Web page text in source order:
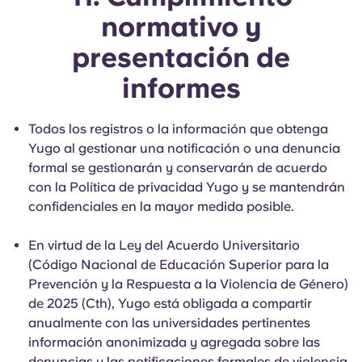
normativo y
presentación de
informes
Todos los registros o la información que obtenga
Yugo al gestionar una notificación o una denuncia
formal se gestionarán y conservarán de acuerdo
con la Política de privacidad Yugo y se mantendrán
confidenciales en la mayor medida posible.
En virtud de la Ley del Acuerdo Universitario
(Código Nacional de Educación Superior para la
Prevención y la Respuesta a la Violencia de Género)
de 2025 (Cth), Yugo está obligada a compartir
anualmente con las universidades pertinentes
información anonimizada y agregada sobre las